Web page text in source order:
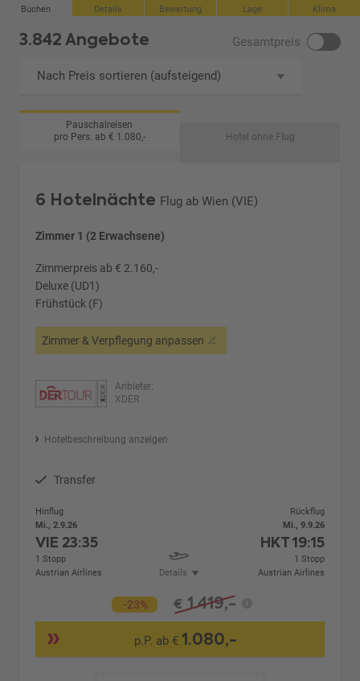
Buchen Details Bewertung Lage Klima
3.842 Angebote Gesamtpreis
Nach Preis sortieren (aufsteigend)
Pauschalreisen
pro Pers. ab € 1.080,-
Hotel ohne Flug
6 Hotelnächte Flug ab Wien (VIE)
Zimmer 1 (2 Erwachsene)
Zimmerpreis ab € 2.160,-
Deluxe (UD1)
Frühstück (F)
Zimmer & Verpflegung anpassen
Anbieter:
XDER
Hotelbeschreibung anzeigen
Transfer
Hinflug
Mi., 2.9.26
VIE 23:35
1 Stopp
Austrian Airlines
Details
Rückflug
Mi., 9.9.26
HKT19:15
1 Stopp
Austrian Airlines
-23% € 1.419,-
p.P. ab €1.080,-